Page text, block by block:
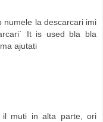
numele la descarcari imi
It is used bla bla
ajutati
muti in alta parte, ori